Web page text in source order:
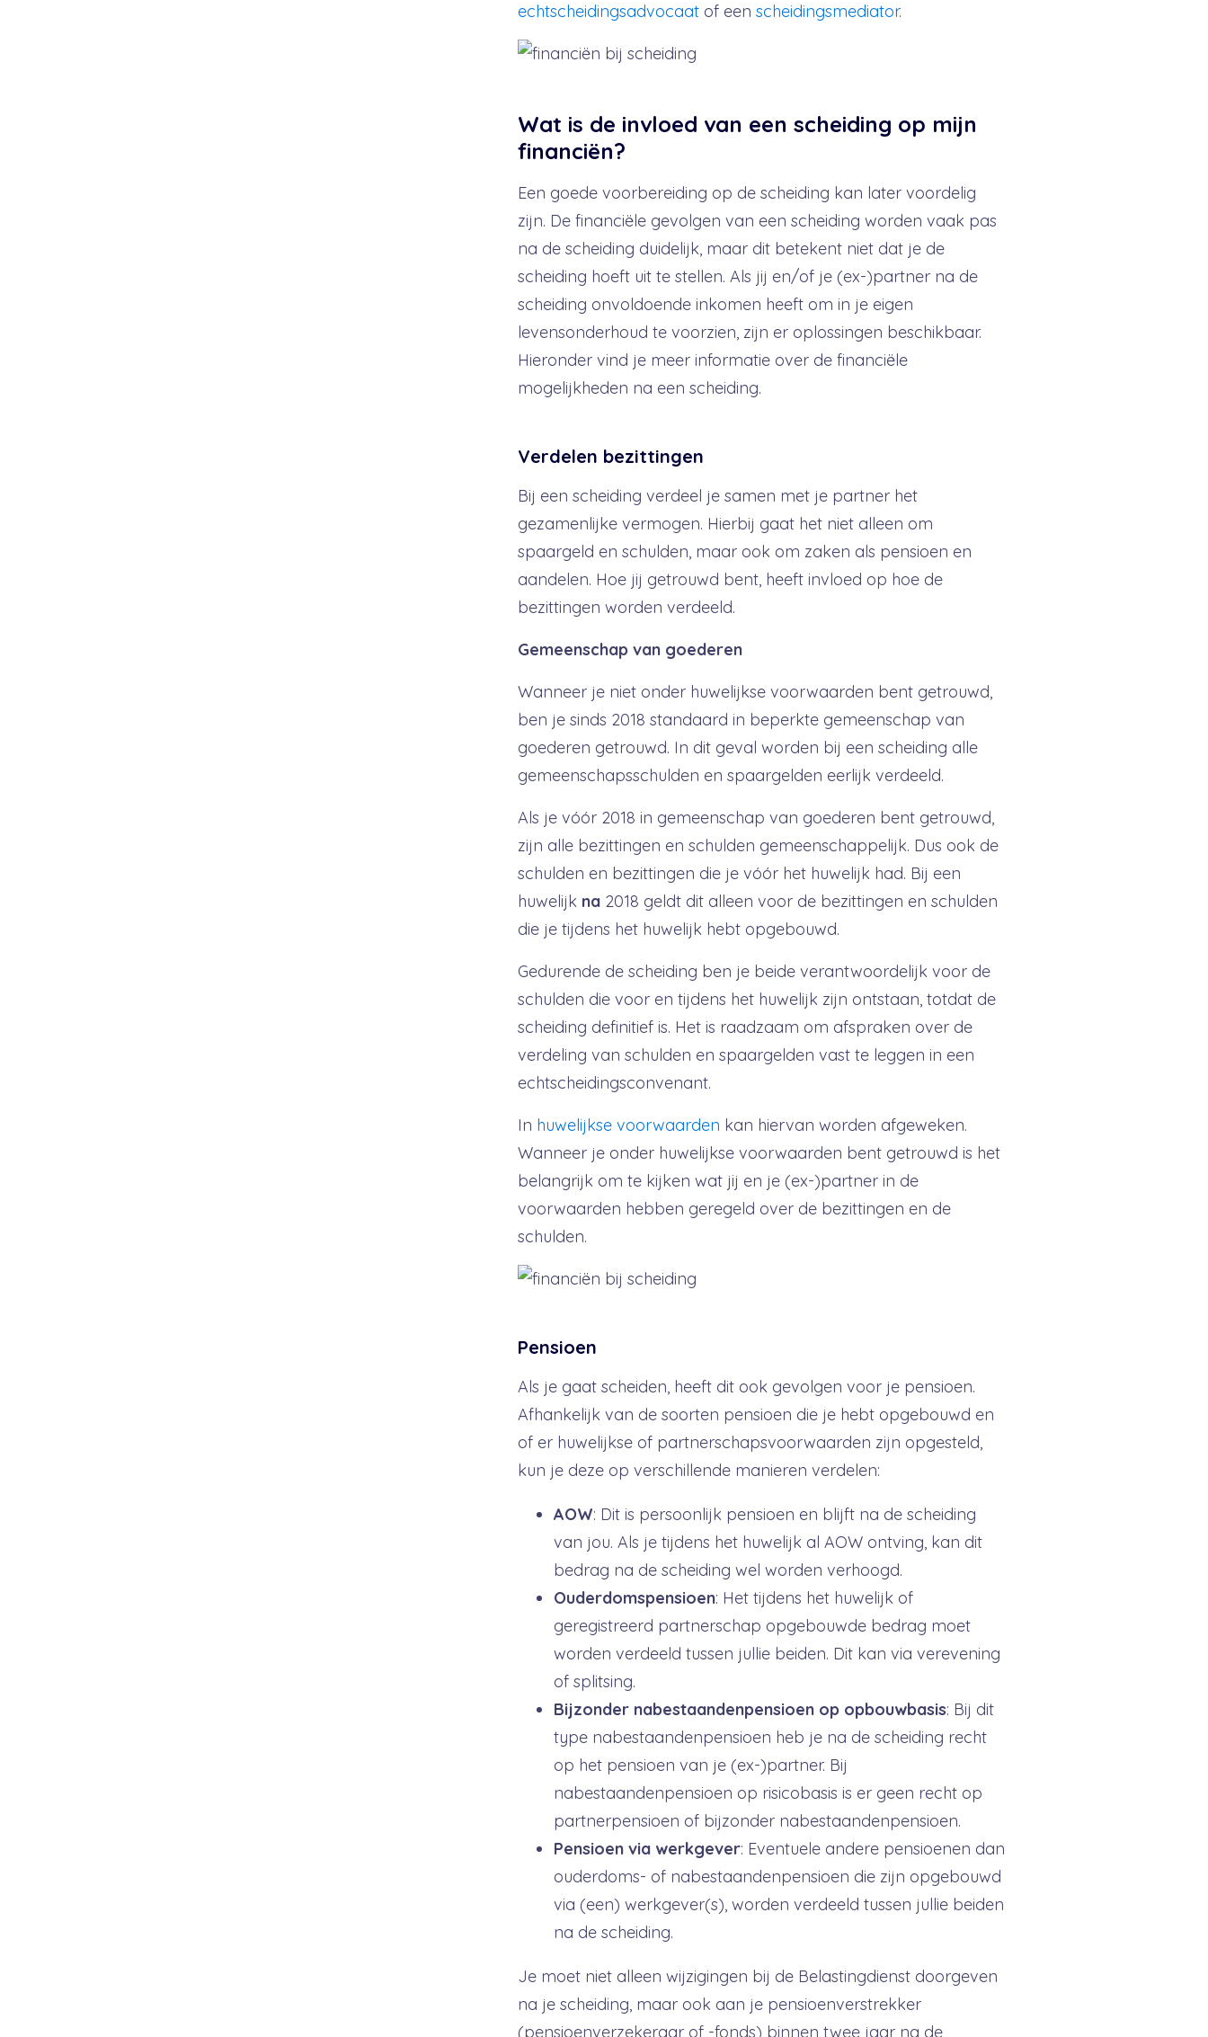
echtscheidingsadvocaatof een scheidingsmediator.
Wat is de invloed van een scheiding op mijn
financiën?
Een goede voorbereiding op de scheiding kan later voordelig
zijn. De financiële gevolgen van een scheiding worden vaak pas
na de scheiding duidelijk, maar dit betekent niet dat je de
scheiding hoeft uit te stellen. Als jij en/of je (ex-)partner na de
scheiding onvoldoende inkomen heeft om in je eigen
levensonderhoud te voorzien, zijn er oplossingen beschikbaar.
Hieronder vind je meer informatie over de financiële
mogelijkheden na een scheiding.
Verdelen bezittingen
Bij een scheiding verdeel je samen met je partner het
gezamenlijke vermogen. Hierbij gaat het niet alleen om
spaargeld en schulden, maar ook om zaken als pensioen en
aandelen. Hoe jij getrouwd bent, heeft invloed op hoe de
bezittingen worden verdeeld.
Gemeenschap van goederen
Wanneer je niet onder huwelijkse voorwaarden bent getrouwd,
ben je sinds 2018 standaard in beperkte gemeenschap van
goederen getrouwd. In dit geval worden bij een scheiding alle
gemeenschapsschulden en spaargelden eerlijk verdeeld.
Als je vóór 2018 in gemeenschap van goederen bent getrouwd,
zijn alle bezittingen en schulden gemeenschappelijk. Dus ook de
schulden en bezittingen die je vóór het huwelijk had. Bij een
huwelijk na2018 geldt dit alleen voor de bezittingen en schulden
die je tijdens het huwelijk hebt opgebouwd.
Gedurende de scheiding ben je beide verantwoordelijk voor de
schulden die voor en tijdens het huwelijk zijn ontstaan, totdat de
scheiding definitief is. Het is raadzaam om afspraken over de
verdeling van schulden en spaargelden vast te leggen in een
echtscheidingsconvenant.
In huwelijkse voorwaarden kan hiervan worden afgeweken.
Wanneer je onder huwelijkse voorwaarden bent getrouwd is het
belangrijk om te kijken wat jij en je (ex-)partner in de
voorwaarden hebben geregeld over de bezittingen en de
schulden.
Pensioen
Als je gaat scheiden, heeft dit ook gevolgen voor je pensioen.
Afhankelijk van de soorten pensioen die je hebt opgebouwd en
of er huwelijkse of partnerschapsvoorwaarden zijn opgesteld,
kun je deze op verschillende manieren verdelen:
AOW: Dit is persoonlijk pensioen en blijft na de scheiding
van jou. Als je tijdens het huwelijk al AOW ontving, kan dit
bedrag na de scheiding wel worden verhoogd.
Ouderdomspensioen: Het tijdens het huwelijk of
geregistreerd partnerschap opgebouwde bedrag moet
worden verdeeld tussen jullie beiden. Dit kan via verevening
of splitsing.
Bijzonder nabestaandenpensioen op opbouwbasis: Bij dit
type nabestaandenpensioen heb je na de scheiding recht
op het pensioen van je (ex-)partner. Bij
nabestaandenpensioen op risicobasis is er geen recht op
partnerpensioen of bijzonder nabestaandenpensioen.
Pensioen via werkgever: Eventuele andere pensioenen dan
ouderdoms- of nabestaandenpensioen die zijn opgebouwd
via (een) werkgever(s), worden verdeeld tussen jullie beiden
na de scheiding.
Je moet niet alleen wijzigingen bij de Belastingdienst doorgeven
na je scheiding, maar ook aan je pensioenverstrekker
(pensioenverzekeraar of -fonds) binnen twee jaar na de